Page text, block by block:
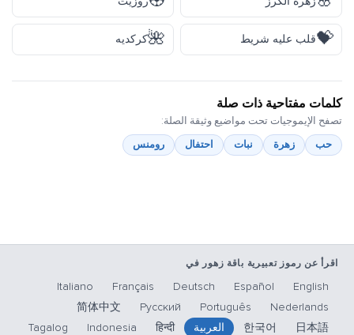
💝قلب عليه شريط 🌺كركديه
كلمات مفتاحية ذات صلة
تصفح الإيموجيات تحت مواضيع وثيقة الصلة:
حب
زهرة نبات احتفال رومنس
اقرأ عن رموز تعبيرية باقة زهور في
English
Español
Deutsch
Français
Italiano
Nederlands
Português
Русский
简体中文
日本語
한국어 العربية हिन्दी
Indonesia
Tagalog